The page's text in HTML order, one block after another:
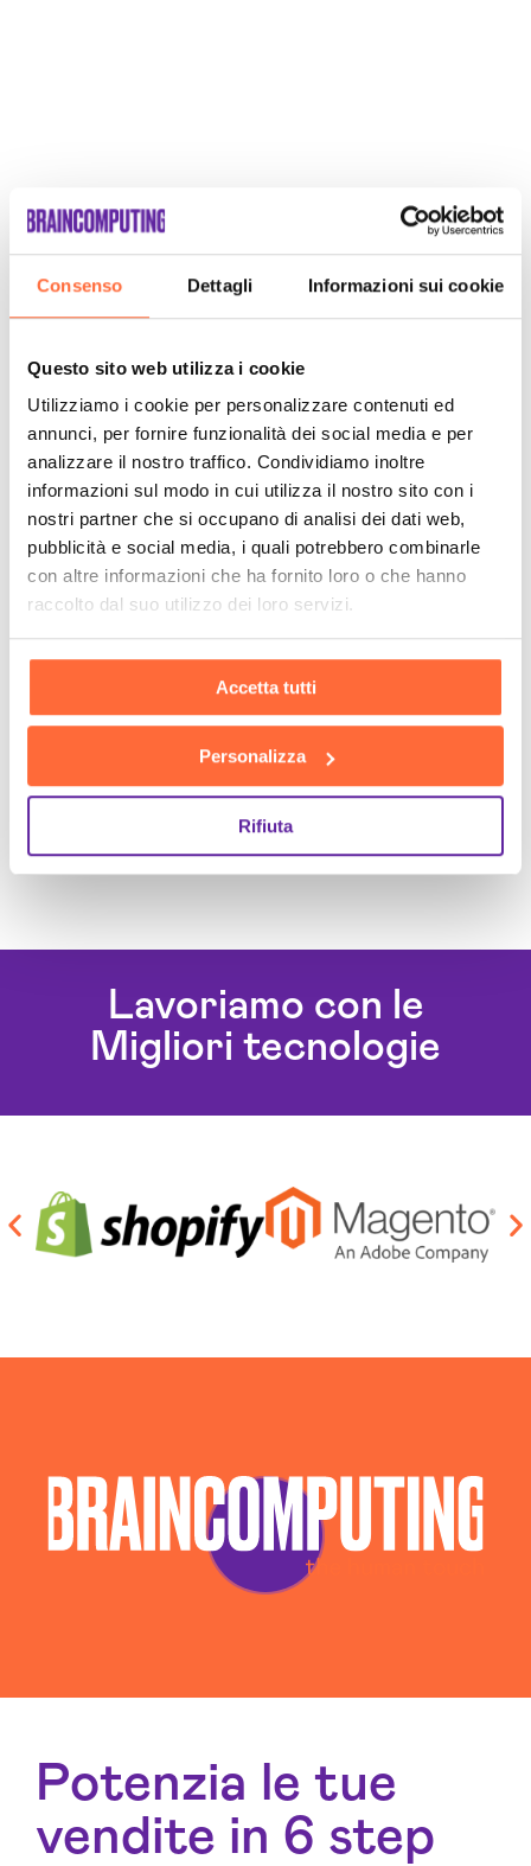
Consenso Dettagli Informazioni sui cookie
Questo sito web utilizza i cookie
Utilizziamo i cookie per personalizzare contenuti ed
annunci, per fornire funzionalità dei social media e per
analizzare il nostro traffico. Condividiamo inoltre
informazioni sul modo in cui utilizza il nostro sito con i
nostri partner che si occupano di analisi dei dati web,
pubblicità e social media, i quali potrebbero combinarle
con altre informazioni che ha fornito loro o che hanno
raccolto dal suo utilizzo dei loro servizi.
Accetta tutti
Personalizza
Rifiuta
Lavoriamo con le
Migliori tecnologie
Potenzia le tue
vendite in 6 step